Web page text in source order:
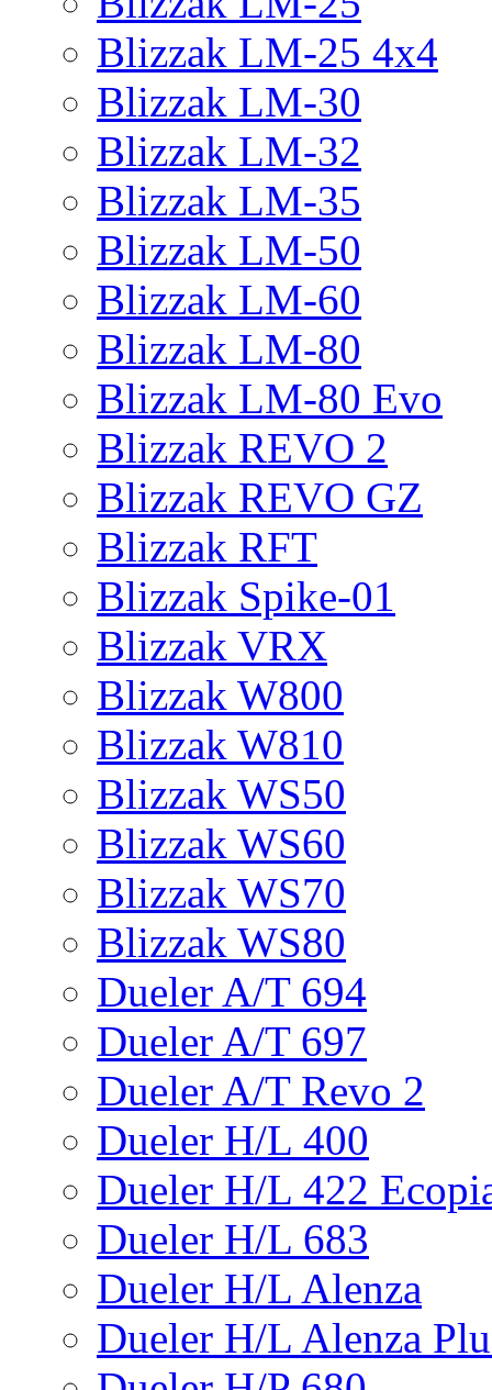
Blizzak LM-25 4x4
Blizzak LM-30
Blizzak LM-32
Blizzak LM-35
Blizzak LM-50
Blizzak LM-60
Blizzak LM-80
Blizzak LM-80 Evo
Blizzak REVO 2
Blizzak REVO GZ
Blizzak RFT
Blizzak Spike-01
Blizzak VRX
Blizzak W800
Blizzak W810
Blizzak WS50
Blizzak WS60
Blizzak WS70
Blizzak WS80
Dueler A/T 694
Dueler A/T 697
Dueler A/T Revo 2
Dueler H/L 400
Dueler H/L 422
Dueler H/L 683
Dueler H/L Alenza
Dueler H/L Alenza